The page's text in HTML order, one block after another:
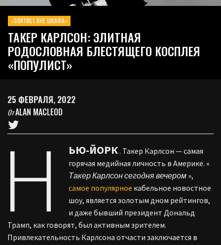
«ЭЛИТИСТ ВНЕ ШКАФА»
ТАКЕР КАРЛСОН: ЭЛИТНАЯ
РОДОСЛОВНАЯ БЛЕСТЯЩЕГО КОСПЛЕЯ
«ПОПУЛИСТ»
25 ФЕВРАЛЯ, 2022
ОтALAN MACLEOD
Н ЬЮ-ЙОРК. Такер Карлсон — самая
горячая медийная личность в Америке. «
Такер Карлсон сегодня вечером »,
самое популярное кабельное новостное
шоу, является золотым дном рейтингов,
и даже бывший президент Дональд
Трамп, как говорят, был активным зрителем.
Привлекательность Карлсона отчасти заключается в